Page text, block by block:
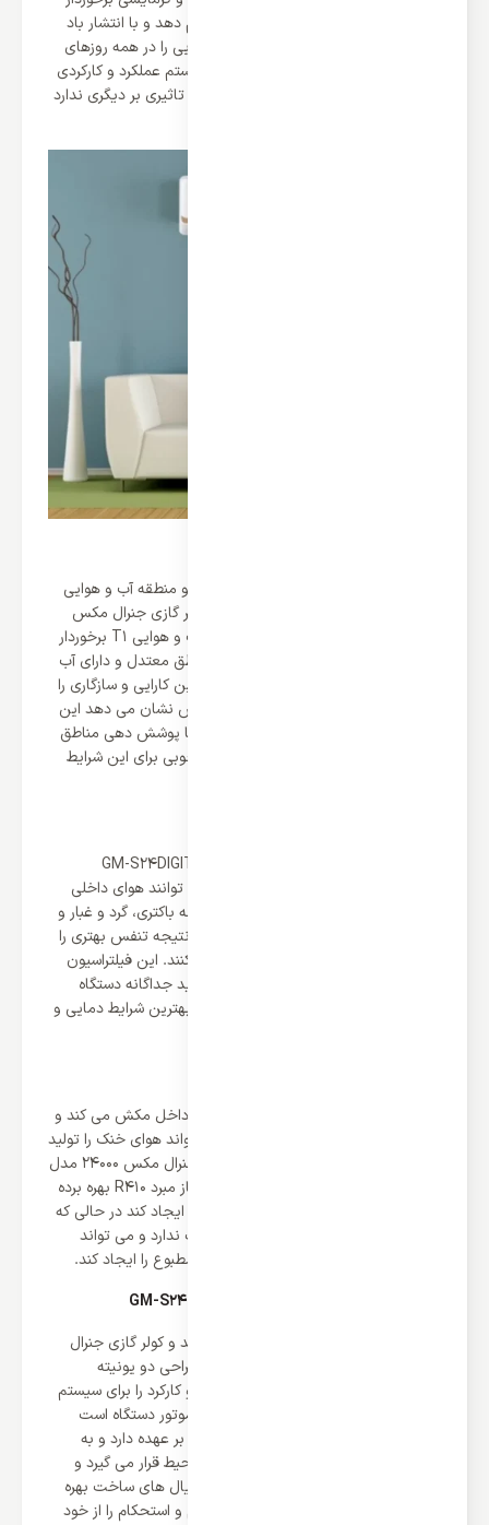
است و می تواند بهترین تولید باد را انجام دهد و با انتشار باد
خنک و گرم در محیط می تواند تعادل دمایی را در همه روزهای
سال و چهار فصل ایجاد کند و این دو سیستم عملکرد و کارکردی
جدا از هم دارند و قدرت پرتاب باد در یکی تاثیری بر دیگری ندارد
برای آن که بدانید کولر شما برای چه اقلیم و منطقه آب و هوایی
مناسب است به کلاس آن توجه کنید و کولر گازی جنرال مکس
24000 مدل GM-S24DIGITAL از کلاس آب و هوایی T1 برخوردار
است که نشان می دهد این کولر برای مناطق معتدل و دارای آب
و هوای گرم مناسب است و می تواند بهترین کارایی و سازگاری را
در این مناطق از خود نشان دهد. این کلاس نشان می دهد این
کولر دستگاهی منعطف نیست اما اختصاصا پوشش دهی مناطق
معتدل را انجام می دهد در نتیجه گزینه خوبی برای این شرایط
در کولر گازی جنرال مکس 24000 مدل GM-S24DIGITAL
فیلترهای متعددی تعبیه شده است که می توانند هوای داخلی
محیط را تهویه کنند و هوایی عاری از هرگونه باکتری، گرد و غبار و
آلاینده های تنفسی را ایجاد می کنند و در نتیجه تنفس بهتری را
برای همه افراد حاضر در محیط ایجاد می کنند. این فیلتراسیون
قدرتمند سبب شده است تا کاربر از شر خرید جداگانه دستگاه
تهویه راحت شود و این کولر منحصر بفرد بهترین شرایط دمایی و
موتور کولر گازی هوا و گاز مبرد را با هم به داخل مکش می کند و
ضمن اعمال چرخش و فشرده سازی می تواند هوای خنک را تولید
و به پنل داخلی انتقال دهد و کولر گازی جنرال مکس 24000 مدل
GM-S24DIGITAL جهت خنک کنندگی از گاز مبرد R410 بهره برده
است که می تواند هوایی خنک و مطبوع را ایجاد کند در حالی که
آسیبی برای انسان، طبیعت و محیط زیست ندارد و می تواند
بدون ایجاد آلاینده تنفسی هوای خنک و مطبوع را ایجاد کند.
طراحی می تواند کارایی سیستم را ارتقا دهد و کولر گازی جنرال
مکس 24000 مدل GM-S24DIGITAL از طراحی دو یونیته
برخوردار است که می تواند نهایت کارایی و کارکرد را برای سیستم
ایجاد کند؛ یونیت خارجی در این سیستم موتور دستگاه است
وظیفه تولید و انتقال هوا به پنل داخلی را بر عهده دارد و به
دلیل وزن و ابعاد بالای خود در خارج از محیط قرار می گیرد و
جنرال مکس برای ساخت آن از برترین متریال های ساخت بهره
برده است در نتیجه می تواند بهترین دوام و استحکام را از خود